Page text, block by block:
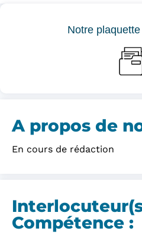
Notre
A propos de
En cours de rédaction
Compétence :